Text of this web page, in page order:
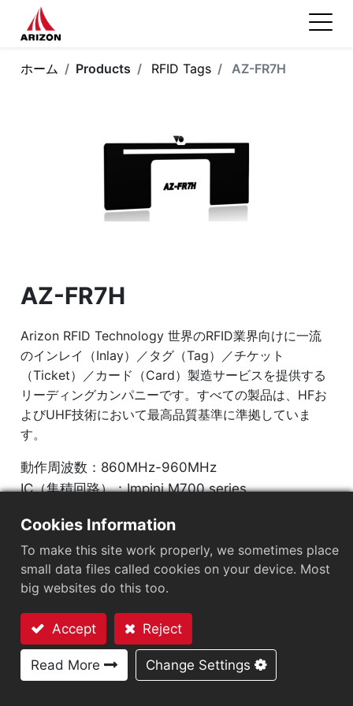
ホーム Products RFID Tags AZ-FR7H
AZ-FR7H
Arizon RFID Technology 世界のRFID業界向けに一流
のインレイ（Inlay）／タグ（Tag）／チケット
（Ticket）／カード（Card）製造サービスを提供する
リーディングカンパニーです。すべての製品は、HFお
よびUHF技術において最高品質基準に準拠していま
す。
動作周波数：860MHz-960MHz
IC（集積回路）：Impinj M700 series
63
チップ： Impinj M700 Series
EPCメモリ： 128 bits/96 bits
User Memory： 0/32 bits
お問い合わせ
Cookies Information
To make this site work properly, we sometimes place
small data files called cookies on your device. Most
big websites do this too.
Accept Reject
Read More Change Settings